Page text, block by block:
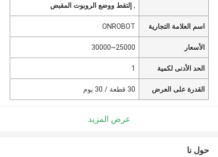
,إلتقط ووضع الروبوت المقبض
اسم العلامة التجارية ONROBOT
الأسعار 25000~30000
الحد الأدنى لكمية 1
القدرة على العرض 30 قطعة / 30 يوم
عرض المزيد
حول نا